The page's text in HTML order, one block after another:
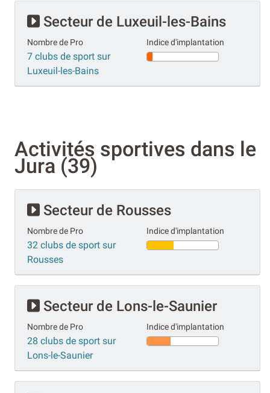
Secteur de Luxeuil-les-Bains
Nombre de Pro
7 clubs de sport sur
Luxeuil-les-Bains
Indice d'implantation
Activités sportives dans le
Jura (39)
Secteur de Rousses
Nombre de Pro
32 clubs de sport sur
Rousses
Indice d'implantation
Secteur de Lons-le-Saunier
Nombre de Pro
28 clubs de sport sur
Lons-le-Saunier
Indice d'implantation